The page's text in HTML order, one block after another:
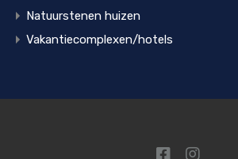
Natuurstenen huizen
Vakantiecomplexen/hotels